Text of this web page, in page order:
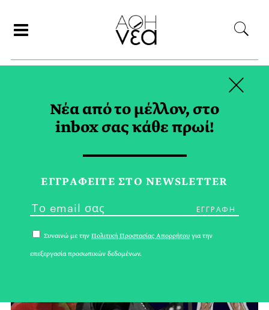
ΣΤΕΡΕΟΤΥΠΑ TAG
Νέα από το μέλλον, στο
inbox σας κάθε πρωί!
ΕΓΓPΑΦΕΙΤΕ ΣΤΟ NEWSLETTER
Συναινώ με την Πολιτική Προστασίας Απορρήτου για την
επεξεργασία προσωπικών δεδομένων.
×